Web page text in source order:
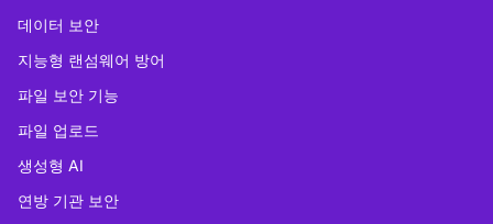
데이터 보안
지능형 랜섬웨어 방어
파일 보안 기능
파일 업로드
생성형 AI
연방 기관 보안